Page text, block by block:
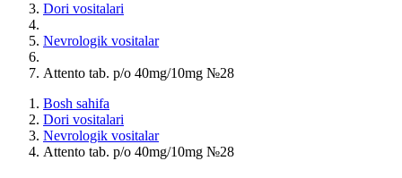
Dori vositalari
Nevrologik vositalar
Attento tab. p/o 40mg/10mg №28
Bosh sahifa
Dori vositalari
Nevrologik vositalar
Attento tab. p/o 40mg/10mg №28